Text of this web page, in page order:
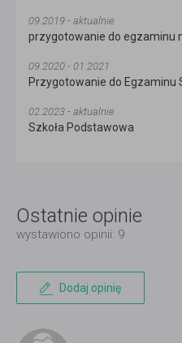
09.2019 - aktualnie
przygotowanie do egzaminu
09.2020 - 01.2021
Przygotowanie do Egzaminu
02.2023 - aktualnie
Szkoła Podstawowa
Ostatnie opinie
wystawiono opinii: 9
Dodaj opinię